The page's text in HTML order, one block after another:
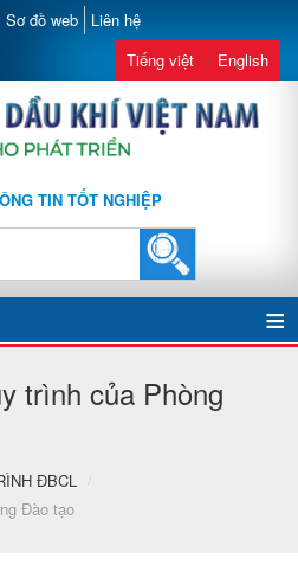
Sơ đồ web Liên hệ
Tiếng việt English
TIN TỐT NGHIỆP
trình của Phòng
ĐBCL
/
Đào tạo